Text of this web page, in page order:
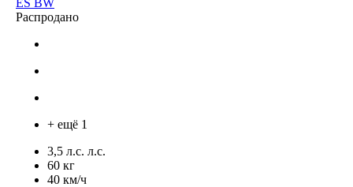
Распродано
+ ещё 1
3,5 л.с. л.с.
60 кг
40 км/ч